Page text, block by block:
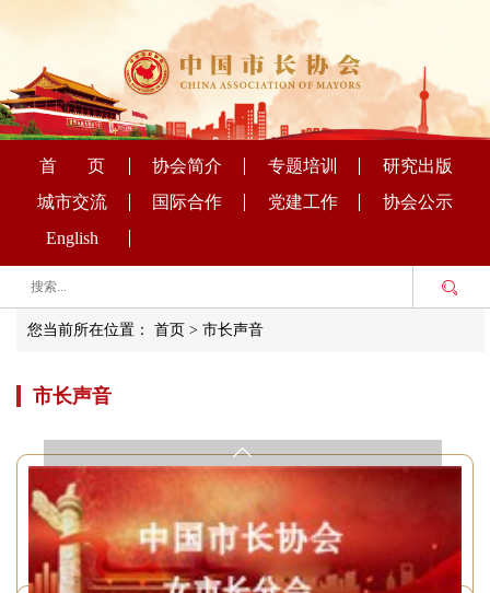
首 页 协会简介 专题培训
研究出版
城市交流
国际合作 党建工作
协会公示
English
您当前所在位置： 首页 > 市长声音
市长声音